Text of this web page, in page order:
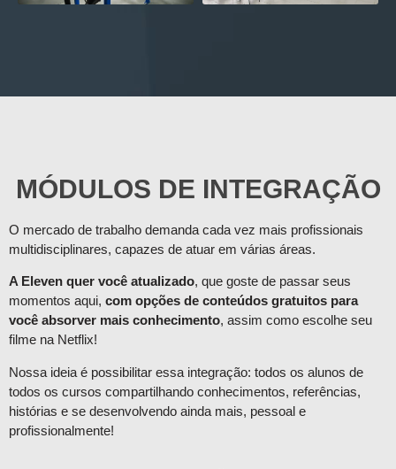
MÓDULOS DE INTEGRAÇÃO
O mercado de trabalho demanda cada vez mais profissionais
multidisciplinares, capazes de atuar em várias áreas.
A Eleven quer você atualizado, que goste de passar seus
momentos aqui, com opções de conteúdos gratuitos para
você absorver mais conhecimento, assim como escolhe seu
filme na Netflix!
Nossa ideia é possibilitar essa integração: todos os alunos de
todos os cursos compartilhando conhecimentos, referências,
histórias e se desenvolvendo ainda mais, pessoal e
profissionalmente!